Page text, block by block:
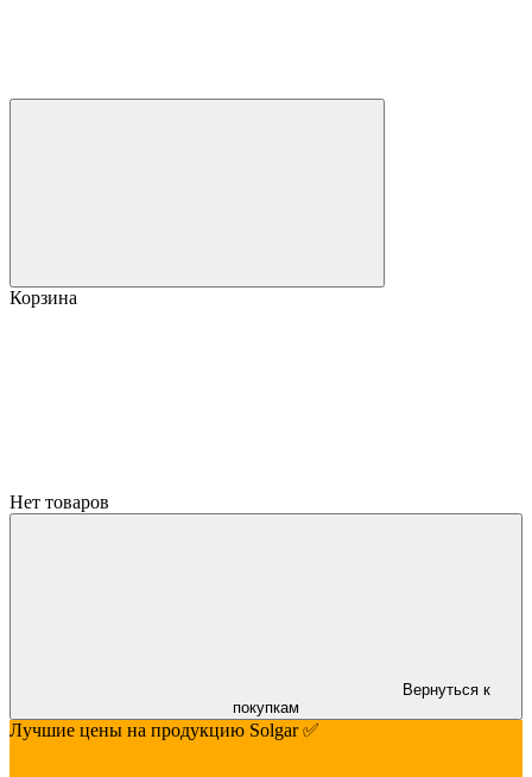
Корзина
Нет товаров
Вернуться к
покупкам
Лучшие цены на продукцию Solgar ✅